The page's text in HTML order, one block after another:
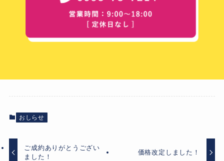
おしらせ
ご成約ありがとうござい
ました！
価格改定しました！